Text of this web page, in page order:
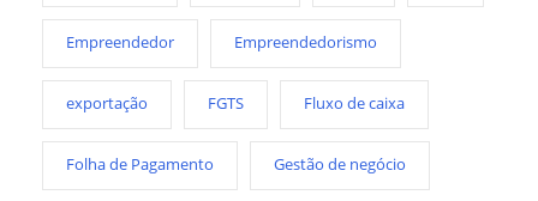
Empreendedor Empreendedorismo
exportação FGTS Fluxo de caixa
Folha de Pagamento Gestão de negócio